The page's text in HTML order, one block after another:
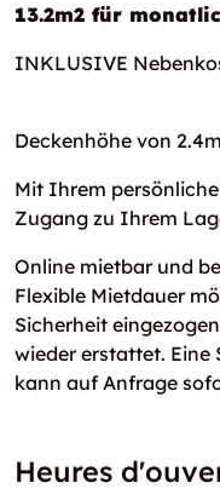
13.2m2 für
INKLUSIVE
Deckenhöhe von
Mit Ihrem
Zugang zu Ihrem
Online mietbar und
Flexible Mietdauer
Sicherheit
wieder erstattet. Eine
kann auf Anfrage
Heures